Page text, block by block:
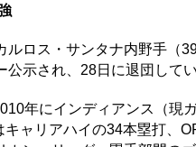
ロス・サンタナ内野手（
示され、28日に退団してい
年にインディアンス（現
ャリアハイの34本塁打、